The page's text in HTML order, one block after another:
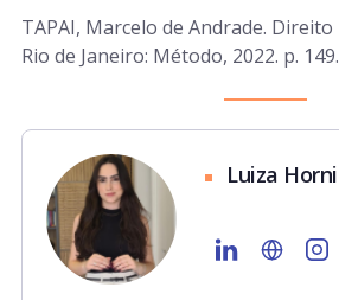
TAPAI, Marcelo de Andrade.
Rio de Janeiro: Método, 2022. p. 149.
Luiza